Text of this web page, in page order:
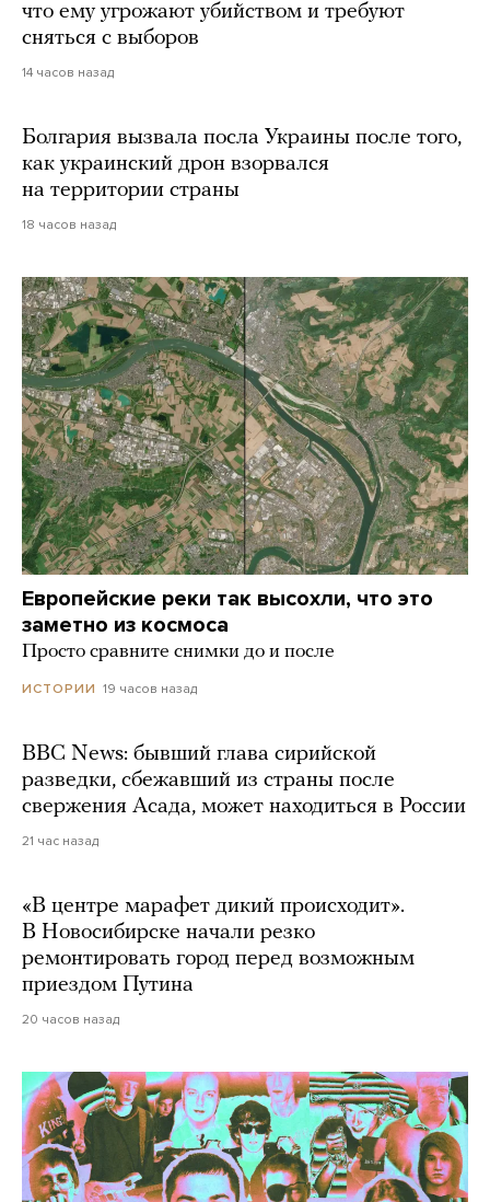
что ему угрожают убийством и требуют
сняться с выборов
14 часов назад
Болгария вызвала посла Украины после того,
как украинский дрон взорвался
на территории страны
18 часов назад
Европейские реки так высохли, что это
заметно из космоса
Просто сравните снимки до и после
ИСТОРИИ 19 часов назад
BBC News: бывший глава сирийской
разведки, сбежавший из страны после
свержения Асада, может находиться в России
21 час назад
«В центре марафет дикий происходит».
В Новосибирске начали резко
ремонтировать город перед возможным
приездом Путина
20 часов назад